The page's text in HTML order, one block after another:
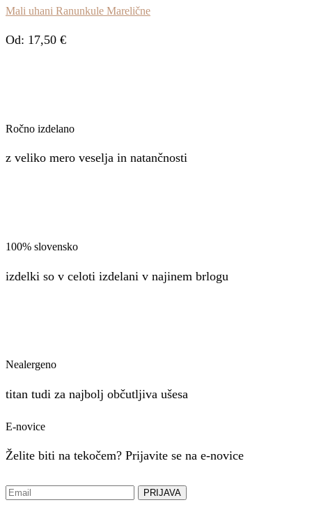
Mali uhani Ranunkule Marelične
Od: 17,50 €
Ročno izdelano
z veliko mero veselja in natančnosti
100% slovensko
izdelki so v celoti izdelani v najinem brlogu
Nealergeno
titan tudi za najbolj občutljiva ušesa
E-novice
Želite biti na tekočem? Prijavite se na e-novice